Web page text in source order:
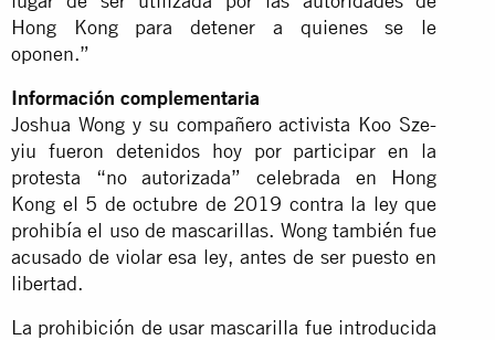
Hong Kong para detener a quienes se le
oponen.”
Información complementaria
Joshua Wong y su compañero activista Koo Sze-
yiu fueron detenidos hoy por participar en la
protesta “no autorizada” celebrada en Hong
Kong el 5 de octubre de 2019 contra la ley que
prohibía el uso de mascarillas. Wong también fue
acusado de violar esa ley, antes de ser puesto en
libertad.
La prohibición de usar mascarilla fue introducida